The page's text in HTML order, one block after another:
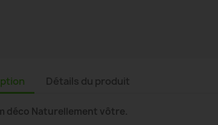
Détails du produit
déco Naturellement vôtre.